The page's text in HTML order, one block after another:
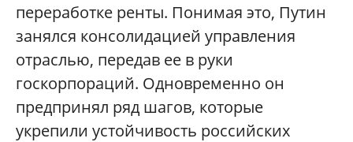
переработке ренты. Понимая это, Путин
занялся консолидацией управления
отраслью, передав ее в руки
госкорпораций. Одновременно он
предпринял ряд шагов, которые
укрепили устойчивость российских